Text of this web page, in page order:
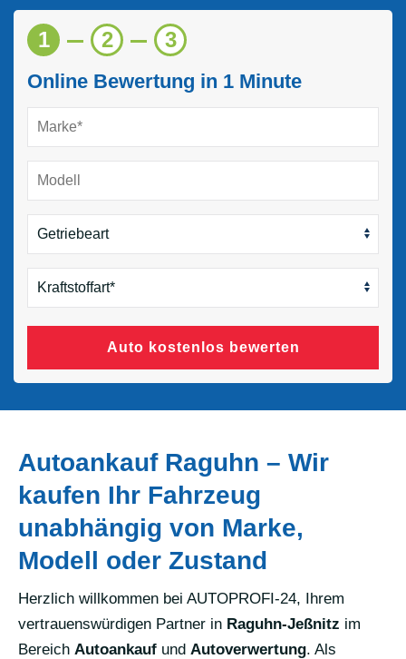
1 2 3
Online Bewertung in 1 Minute
Auto kostenlos bewerten
Autoankauf Raguhn – Wir
kaufen Ihr Fahrzeug
unabhängig von Marke,
Modell oder Zustand
Herzlich willkommen bei AUTOPROFI-24, Ihrem
vertrauenswürdigen Partner in Raguhn-Jeßnitz im
Bereich Autoankauf und Autoverwertung. Als